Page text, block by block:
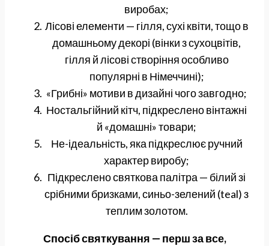
виробах;
Лісові елементи — гілля, сухі квіти, тощо в
домашньому декорі (вінки з сухоцвітів,
гілля й лісові створіння особливо
популярні в Німеччині);
«Грибні» мотиви в дизайні чого завгодно;
Ностальгійний кітч, підкреслено вінтажні
й «домашні» товари;
Не-ідеальність, яка підкреслює ручний
характер виробу;
Підкреслено святкова палітра — білий зі
срібними бризками, синьо-зелений (teal) з
теплим золотом.
Спосіб святкування — перш за все,